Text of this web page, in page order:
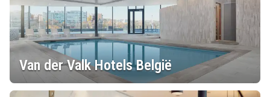
Van der Valk Hotels België